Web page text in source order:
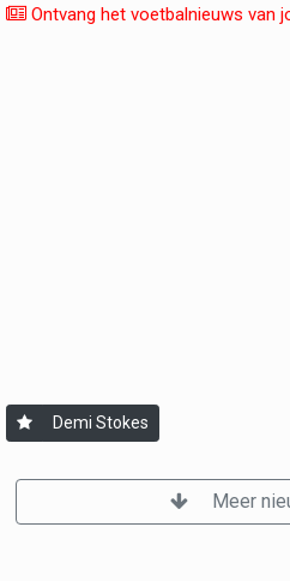
Ontvang het voetbalnieuws van
Demi Stokes
Meer